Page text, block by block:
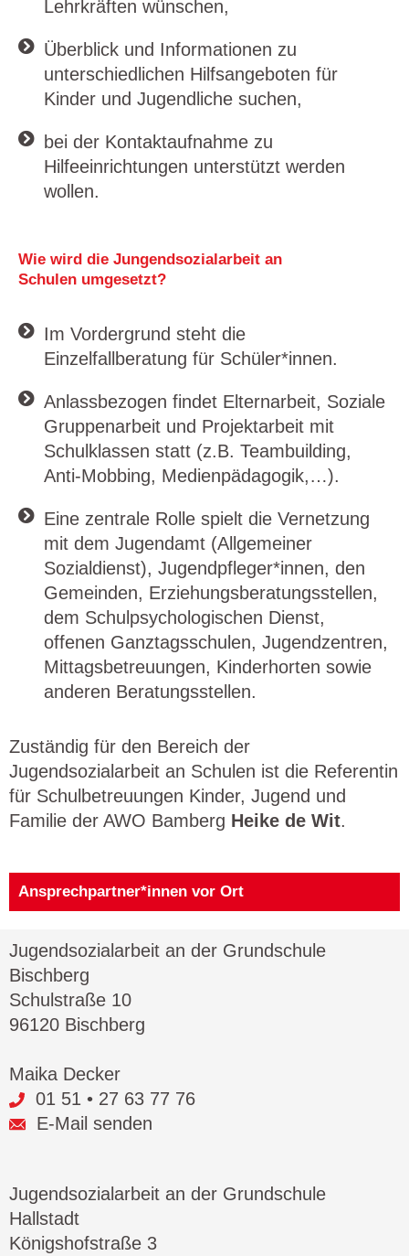
Lehrkräften wünschen,
Überblick und Informationen zu
unterschiedlichen Hilfsangeboten für
Kinder und Jugendliche suchen,
bei der Kontaktaufnahme zu
Hilfeeinrichtungen unterstützt werden
wollen.
Wie wird die Jungendsozialarbeit an
Schulen umgesetzt?
Im Vordergrund steht die
Einzelfallberatung für Schüler*innen.
Anlassbezogen findet Elternarbeit, Soziale
Gruppenarbeit und Projektarbeit mit
Schulklassen statt (z.B. Teambuilding,
Anti-Mobbing, Medienpädagogik,…).
Eine zentrale Rolle spielt die Vernetzung
mit dem Jugendamt (Allgemeiner
Sozialdienst), Jugendpfleger*innen, den
Gemeinden, Erziehungsberatungsstellen,
dem Schulpsychologischen Dienst,
offenen Ganztagsschulen, Jugendzentren,
Mittagsbetreuungen, Kinderhorten sowie
anderen Beratungsstellen.
Zuständig für den Bereich der
Jugendsozialarbeit an Schulen ist die Referentin
für Schulbetreuungen Kinder, Jugend und
Familie der AWO Bamberg Heike de Wit.
Ansprechpartner*innen vor Ort
Jugendsozialarbeit an der Grundschule
Bischberg
Schulstraße 10
96120 Bischberg
Maika Decker
01 51 • 27 63 77 76
E-Mail senden
Jugendsozialarbeit an der Grundschule
Hallstadt
Königshofstraße 3